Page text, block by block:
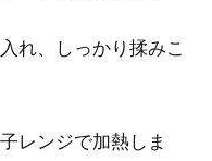
れ、しっかり揉みこ
レンジで加熱しま